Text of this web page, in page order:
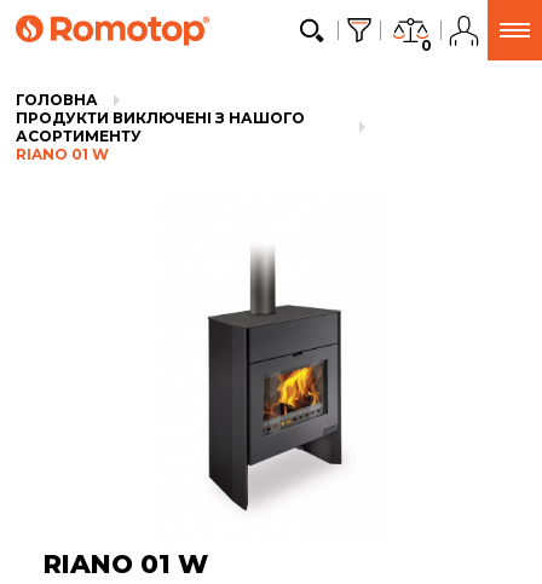
0
ГОЛОВНА
ПРОДУКТИ ВИКЛЮЧЕНІ З НАШОГО
АСОРТИМЕНТУ
RIANO 01 W
RIANO 01 W